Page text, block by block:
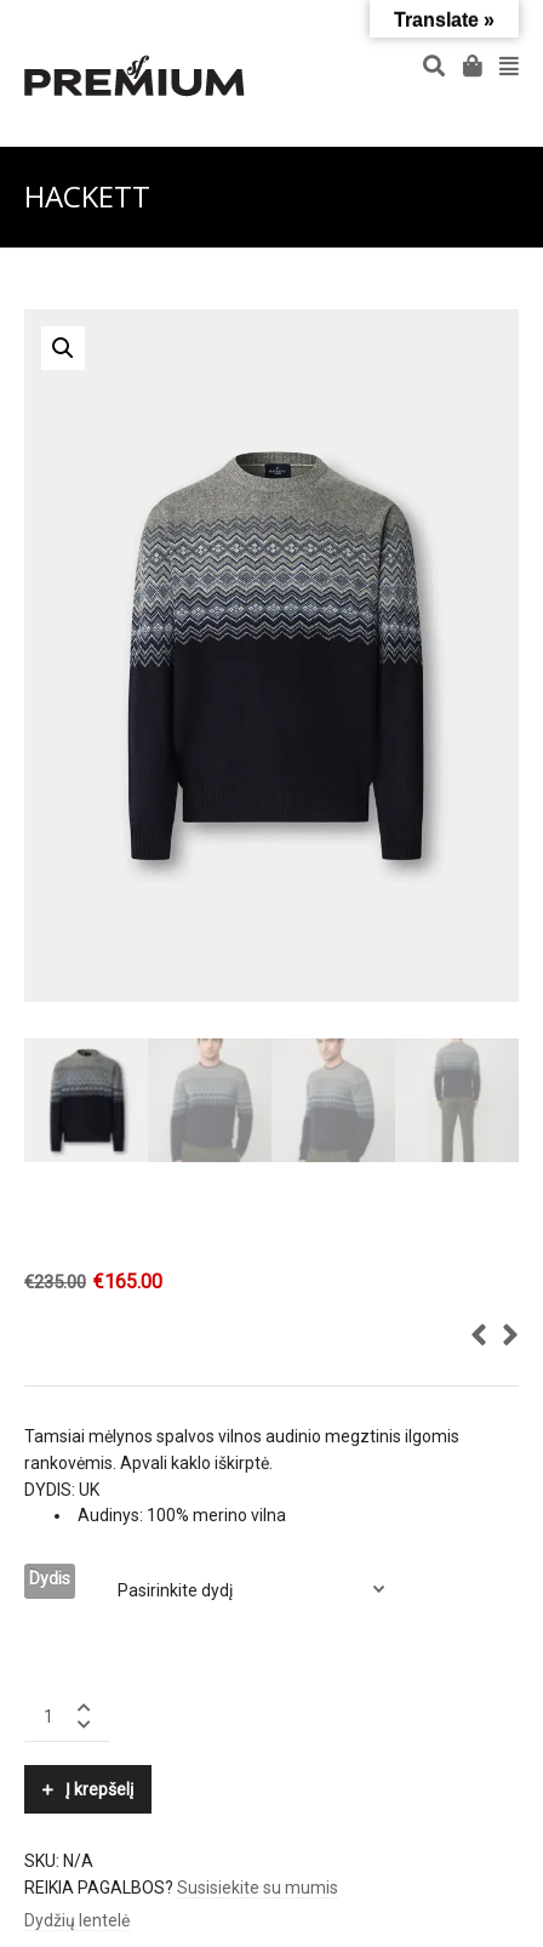
HACKETT
€235.00 €165.00
Tamsiai mėlynos spalvos vilnos audinio megztinis ilgomis
rankovėmis. Apvali kaklo iškirptė.
DYDIS: UK
Audinys: 100% merino vilna
Dydis
HACKETT
quantity
Į krepšelį
SKU: N/A
REIKIA PAGALBOS? Susisiekite su mumis
Dydžių lentelė
Translate »